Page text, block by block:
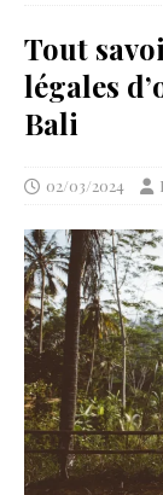
Tout
légales
Bali
02/03/2024